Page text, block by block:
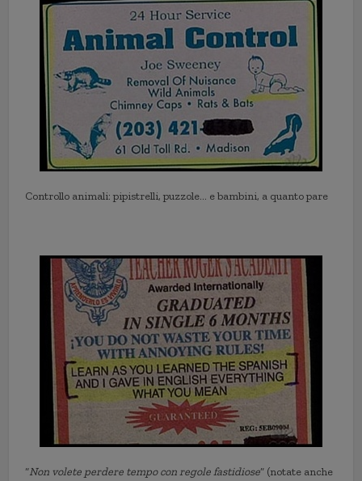
Controllo animali: pipistrelli, puzzole… e bambini, a quanto pare
“Non volete perdere tempo con regole fastidiose” (notate anche